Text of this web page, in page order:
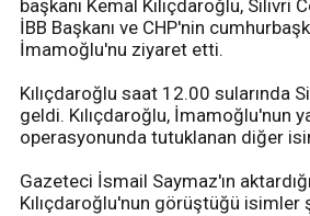
başkanı Kemal Kılıçdaroğlu, Silivri
İBB Başkanı ve CHP'nin
İmamoğlu'nu ziyaret etti.
Kılıçdaroğlu saat 12.00 sularında
geldi. Kılıçdaroğlu, İmamoğlu'nun
operasyonunda tutuklanan diğer
Gazeteci İsmail Saymaz'ın
Kılıçdaroğlu'nun görüştüğü isimler